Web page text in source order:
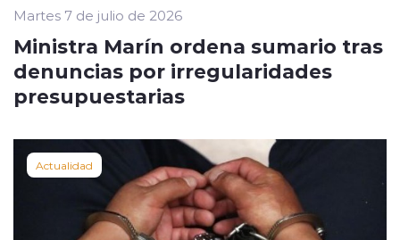
Martes 7 de julio de 2026
Ministra Marín ordena sumario tras
denuncias por irregularidades
presupuestarias
Actualidad